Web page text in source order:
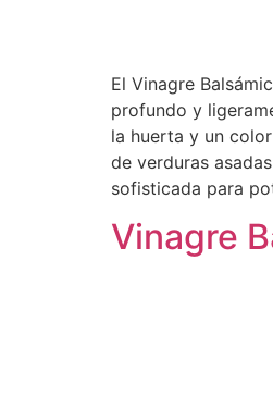
El Vinagre
profundo y
la huerta y un
de verduras
sofisticada para
Vinagre